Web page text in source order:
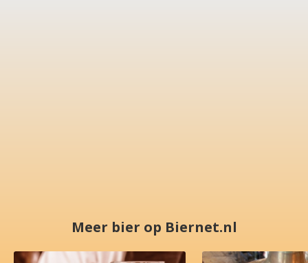
Meer bier op Biernet.nl